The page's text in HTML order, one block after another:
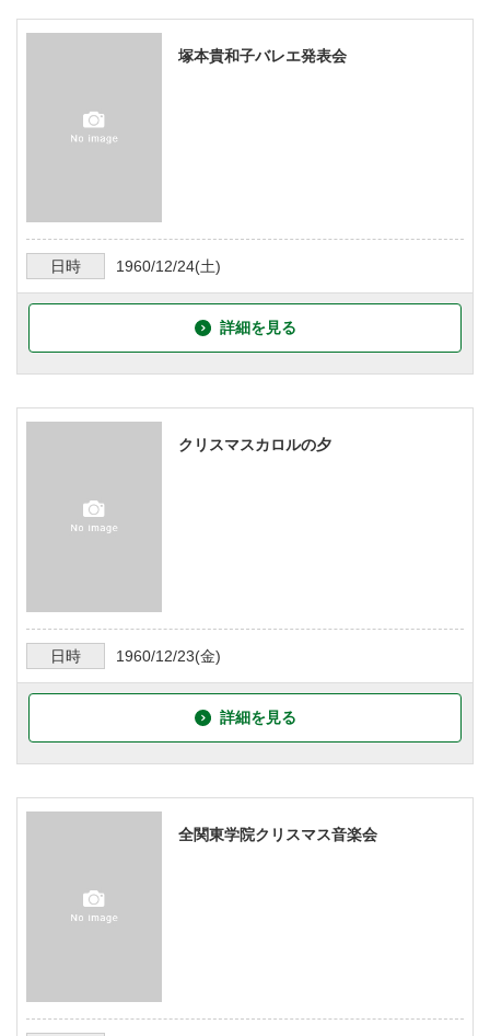
塚本貴和子バレエ発表会
日時 1960/12/24(土)
詳細を見る
クリスマスカロルの夕
日時 1960/12/23(金)
詳細を見る
全関東学院クリスマス音楽会